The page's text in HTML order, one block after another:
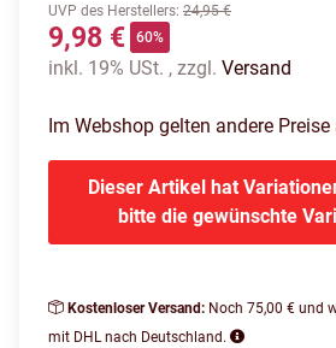
UVP des Herstellers: 24,95 €
9,98 € 60%
inkl. 19% USt. , zzgl. Versand
Im Webshop gelten andere
Dieser Artikel hat
bitte die gewünschte
Kostenloser Versand: Noch 75,00 € und
mit DHL nach Deutschland.